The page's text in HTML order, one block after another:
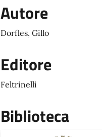
Autore
Dorfles, Gillo
Editore
Feltrinelli
Biblioteca